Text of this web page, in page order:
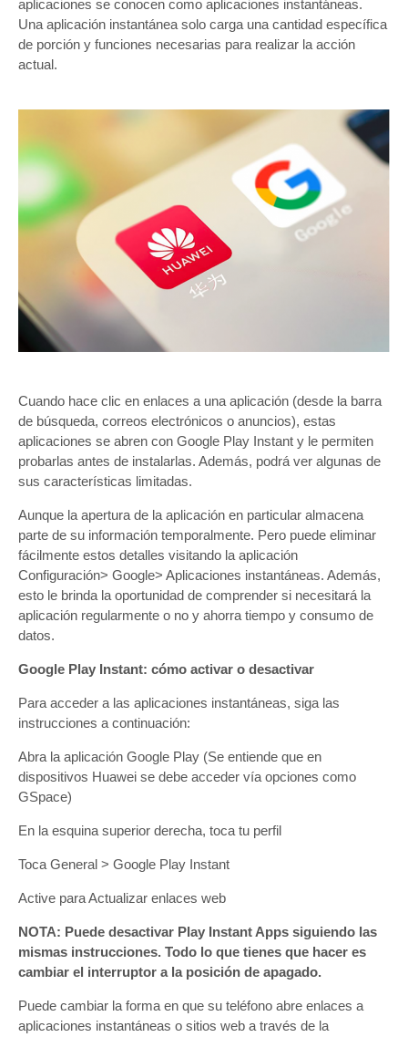
aplicaciones se conocen como aplicaciones instantáneas.
Una aplicación instantánea solo carga una cantidad específica
de porción y funciones necesarias para realizar la acción
actual.
Cuando hace clic en enlaces a una aplicación (desde la barra
de búsqueda, correos electrónicos o anuncios), estas
aplicaciones se abren con Google Play Instant y le permiten
probarlas antes de instalarlas. Además, podrá ver algunas de
sus características limitadas.
Aunque la apertura de la aplicación en particular almacena
parte de su información temporalmente. Pero puede eliminar
fácilmente estos detalles visitando la aplicación
Configuración> Google> Aplicaciones instantáneas. Además,
esto le brinda la oportunidad de comprender si necesitará la
aplicación regularmente o no y ahorra tiempo y consumo de
datos.
Google Play Instant: cómo activar o desactivar
Para acceder a las aplicaciones instantáneas, siga las
instrucciones a continuación:
Abra la aplicación Google Play (Se entiende que en
dispositivos Huawei se debe acceder vía opciones como
GSpace)
En la esquina superior derecha, toca tu perfil
Toca General > Google Play Instant
Active para Actualizar enlaces web
NOTA: Puede desactivar Play Instant Apps siguiendo las
mismas instrucciones. Todo lo que tienes que hacer es
cambiar el interruptor a la posición de apagado.
Puede cambiar la forma en que su teléfono abre enlaces a
aplicaciones instantáneas o sitios web a través de la